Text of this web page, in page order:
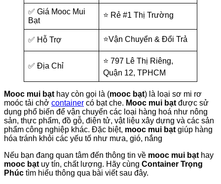
✅ Giá Mooc Mui
Bạt
⭐ Rẻ #1 Thị Trường
✅ Hỗ Trợ ⭐Vận Chuyển & Đổi Trả
✅ Địa Chỉ
⭐ 797 Lê Thị Riêng,
Quận 12, TPHCM
Mooc mui bạt hay còn gọi là (mooc bạt) là loại sơ mi rơ
moóc tải chở container có bạt che. Mooc mui bạt được sử
dụng phổ biến để vận chuyển các loại hàng hoá như nông
sản, thực phẩm, đồ gỗ, điện tử, vật liệu xây dựng và các sản
phẩm công nghiệp khác. Đặc biệt, mooc mui bạt giúp hàng
hóa tránh khỏi các yếu tố như mưa, gió, nắng
Nếu bạn đang quan tâm đến thông tin về mooc mui bạt hay
mooc bạt uy tín, chất lượng. Hãy cùng Container Trọng
Phúc tìm hiểu thông qua bài viết sau đây.